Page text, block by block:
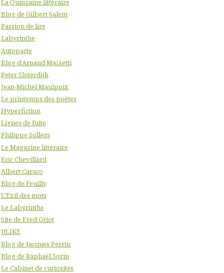
La Quinzaine littéraire
Blog de Gilbert Salem
Passion de lire
Labyrinthe
Autopacte
Blog d'Arnaud Maïsetti
Peter Sloterdijk
Jean-Michel Maulpoix
Le printemps des poètes
Hyperfiction
Lignes de fuite
Philippe Sollers
Le Magazine littéraire
Eric Chevillard
Albert Caraco
Blog de Feuilly
L'Exil des mots
Le Labyrinthe
Site de Fred Griot
ULIKE
Blog de Jacques Perrin
Blog de Raphaël Sorin
Le Cabinet de curiosités